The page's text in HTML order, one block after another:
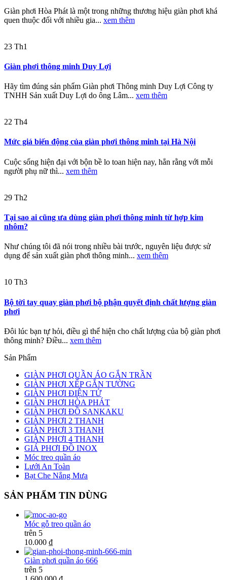
Giàn phơi Hòa Phát là một trong những thương hiệu giàn phơi khá
quen thuộc đối với nhiều gia... xem thêm
23 Th1
Giàn phơi thông minh Duy Lợi
Hãy tìm đúng sản phẩm Giàn phơi Thông minh Duy Lợi Công ty
TNHH Sản xuất Duy Lợi do ông Lâm... xem thêm
22 Th4
Mức giá biến động của giàn phơi thông minh tại Hà Nội
Cuộc sống hiện đại với bộn bề lo toan hiện nay, hẳn rằng với mỗi
người phụ nữ thì... xem thêm
29 Th2
Tại sao ai cũng ưa dùng giàn phơi thông minh từ hợp kim
nhôm?
Như chúng tôi đã nói trong nhiều bài trước, nguyên liệu được sử
dụng để sản xuất giàn phơi thông minh... xem thêm
10 Th3
Bộ tời tay quay giàn phơi bộ phận quyết định chất lượng giàn
phơi
Đôi lúc bạn tự hỏi, điều gì thể hiện cho chất lượng của bộ giàn phơi
thông minh? Điều... xem thêm
Sản Phẩm
GIÀN PHƠI QUẦN ÁO GẮN TRẦN
GIÀN PHƠI XẾP GẮN TƯỜNG
GIÀN PHƠI ĐIỆN TỬ
GIÀN PHƠI HÒA PHÁT
GIÀN PHƠI ĐỒ SANKAKU
GIÀN PHƠI 2 THANH
GIÀN PHƠI 3 THANH
GIÀN PHƠI 4 THANH
GIÁ PHƠI ĐỒ INOX
Móc treo quần áo
Lưới An Toàn
Bạt Che Nắng Mưa
SẢN PHẨM TIN DÙNG
Móc gỗ treo quần áo
trên 5
10.000 ₫
Giàn phơi quần áo 666
trên 5